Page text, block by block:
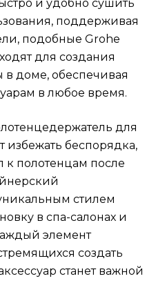
и удобно сушить
поддерживая
подобные Grohe
для создания
доме, обеспечивая
в любое время.
для
беспорядка,
к полотенцам после
стилем
в спа-салонах и
элемент
создать
станет важной